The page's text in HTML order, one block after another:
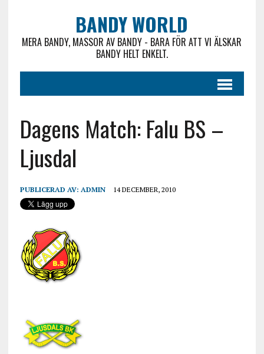
BANDY WORLD
MERA BANDY, MASSOR AV BANDY - BARA FÖR ATT VI ÄLSKAR
BANDY HELT ENKELT.
Dagens Match: Falu BS –
Ljusdal
PUBLICERAD AV: ADMIN 14 DECEMBER, 2010